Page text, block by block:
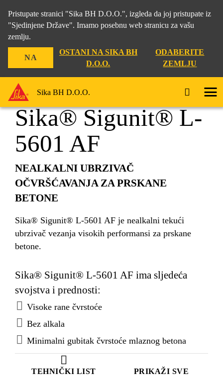
Pristupate stranici "Sika BH D.O.O.", izgleda da joj pristupate iz
"Sjedinjene Države". Imamo posebnu web stranicu za vašu
zemlju.
NA
OSTANI NA SIKA BH
D.O.O.
ODABERITE
ZEMLJU
Sika BH D.O.O.
... Sika® Sigunit® L-5601 AF
TEHNIČKI LIST
PRIKAŽI SVE
Sika® Sigunit® L-
5601 AF
NEALKALNI UBRZIVAČ
OČVRŠĆAVANJA ZA PRSKANE
BETONE
Sika® Sigunit® L-5601 AF je nealkalni tekući
ubrzivač vezanja visokih performansi za prskane
betone.
Sika® Sigunit® L-5601 AF ima sljedeća
svojstva i prednosti:
Visoke rane čvrstoće
Bez alkala
Minimalni gubitak čvrstoće mlaznog betona